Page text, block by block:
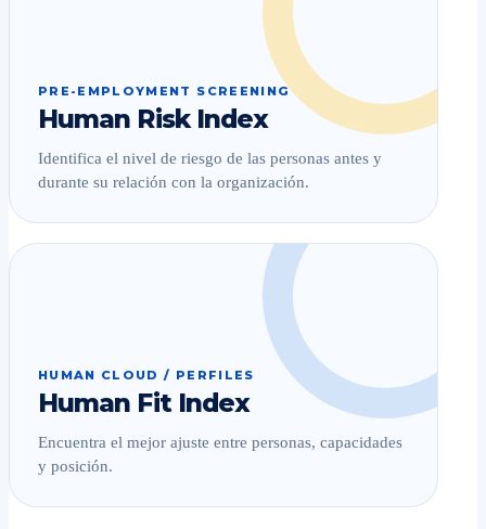
PRE-EMPLOYMENT SCREENING
Human Risk Index
Identifica el nivel de riesgo de las personas antes y
durante su relación con la organización.
HUMAN CLOUD / PERFILES
Human Fit Index
Encuentra el mejor ajuste entre personas, capacidades
y posición.